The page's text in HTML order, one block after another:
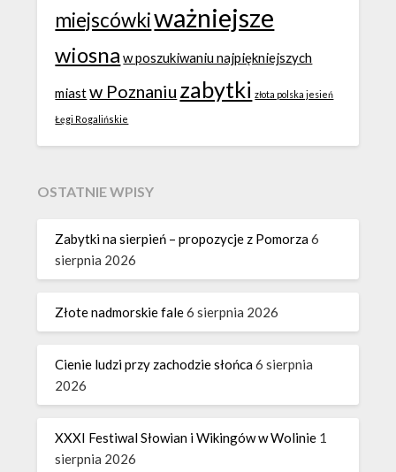
miejscówkiważniejsze
wiosna w poszukiwaniu najpiękniejszych
miastw Poznaniu zabytki złota polska jesień
Łęgi Rogalińskie
OSTATNIE WPISY
Zabytki na sierpień – propozycje z Pomorza6
sierpnia 2026
Złote nadmorskie fale6 sierpnia 2026
Cienie ludzi przy zachodzie słońca6 sierpnia
2026
XXXI Festiwal Słowian i Wikingów w Wolinie 1
sierpnia 2026